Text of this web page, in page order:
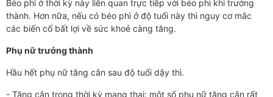
Béo phì ở thời kỳ này liên quan trực tiếp với béo phì khi trưởng
thành. Hơn nữa, nếu có béo phì ở độ tuổi này thì nguy cơ mắc
các biến cố bất lợi về sức khoẻ càng tăng.
Phụ nữ trưởng thành
Hầu hết phụ nữ tăng cân sau độ tuổi dậy thì.
- Tăng cân trong thời kỳ mang thai: một số phụ nữ tăng cân rất